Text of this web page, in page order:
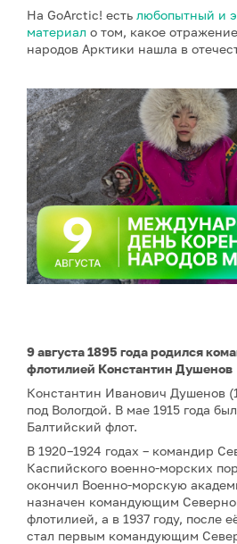
На GoArctic! есть любопытный и
материал о том, какое
народов Арктики нашла в
9 августа 1895 года родился
флотилией Константин Душенов
Константин Иванович Душенов
под Вологдой. В мае 1915 года
Балтийский флот.
В 1920–1924 годах – командир
Каспийского военно-морских
окончил Военно-морскую
назначен командующим
флотилией, а в 1937 году, после
стал первым командующим